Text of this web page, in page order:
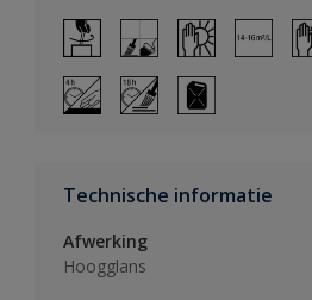
Technische informatie
Afwerking
Hoogglans